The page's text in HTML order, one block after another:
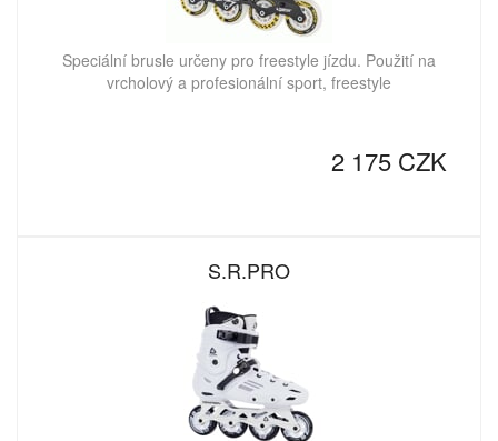
Speciální brusle určeny pro freestyle jízdu. Použití na
vrcholový a profesionální sport, freestyle
2 175 CZK
S.R.PRO